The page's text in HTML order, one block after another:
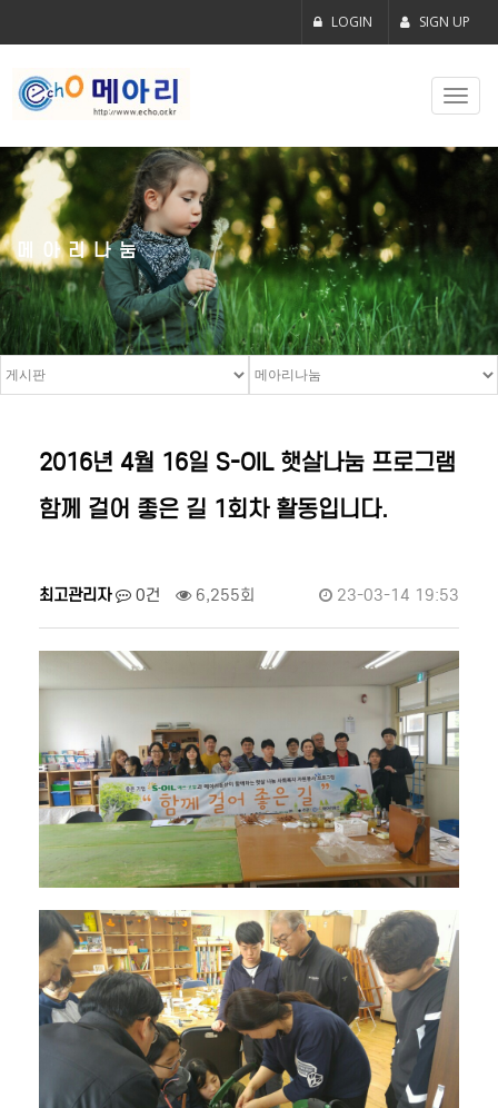
LOGIN SIGN UP
메아리나눔
2016년 4월 16일 S-OIL 햇살나눔 프로그램
함께 걸어 좋은 길 1회차 활동입니다.
최고관리자 0건 6,255회 23-03-14 19:53